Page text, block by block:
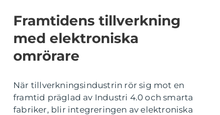
Framtidens tillverkning
med elektroniska
omrörare
När tillverkningsindustrin rör sig mot en
framtid präglad av Industri 4.0 och smarta
fabriker, blir integreringen av elektroniska